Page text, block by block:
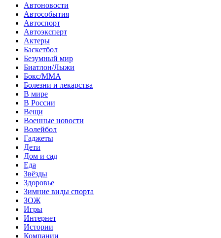
Автоновости
Автособытия
Автоспорт
Автоэксперт
Актеры
Баскетбол
Безумный мир
Биатлон/Лыжи
Бокс/MMA
Болезни и лекарства
В мире
В России
Вещи
Военные новости
Волейбол
Гаджеты
Дети
Дом и сад
Еда
Звёзды
Здоровье
Зимние виды спорта
ЗОЖ
Игры
Интернет
Истории
Компании